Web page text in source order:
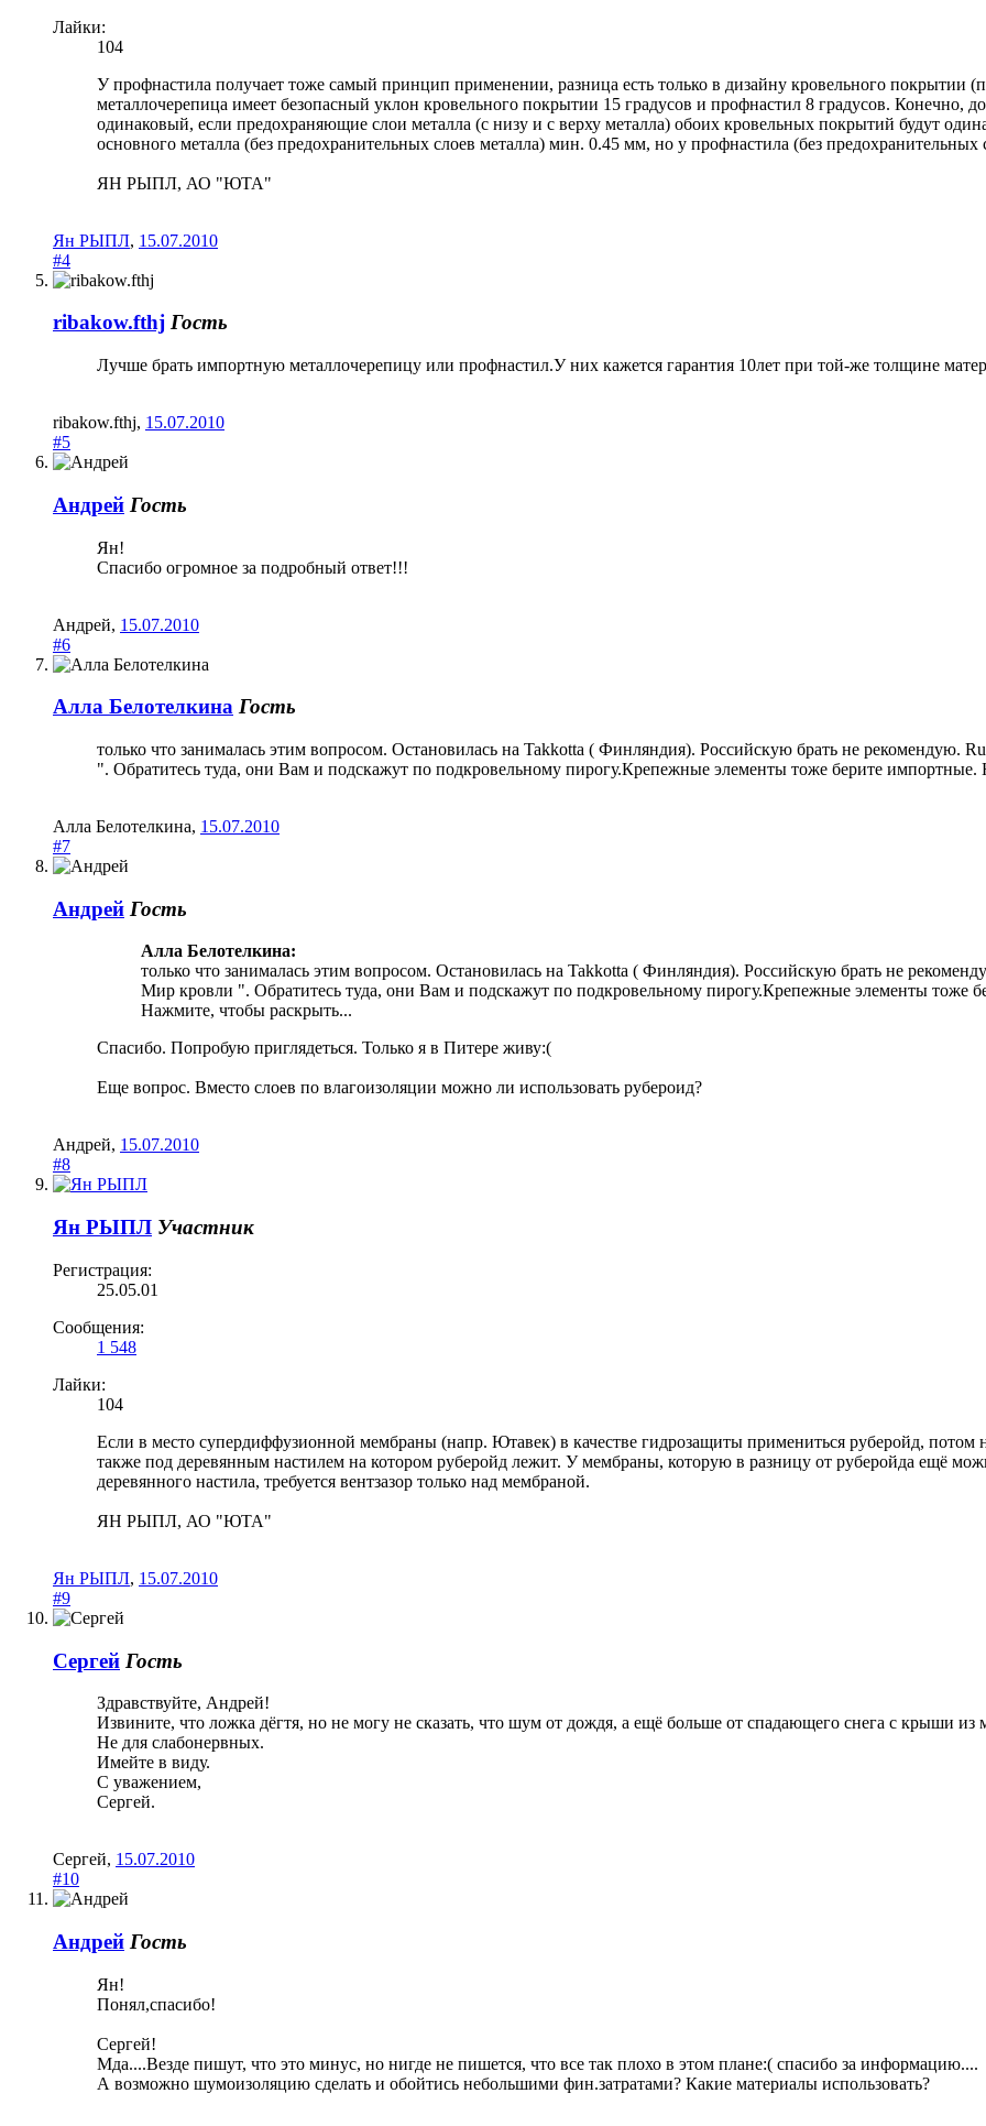
Лайки:
104
У профнастила получает тоже самый принцип применении, разница есть только в дизайну кровельного покрытии
металлочерепица имеет безопасный уклон кровельного покрытии 15 градусов и профнастил 8 градусов. Конечно,
одинаковый, если предохраняющие слои металла (с низу и с верху металла) обоих кровельных покрытий будут
основного металла (без предохранительных слоев металла) мин. 0.45 мм, но у профнастила (без
ЯН РЫПЛ, АО "ЮТА"
Ян РЫПЛ, 15.07.2010
#4
ribakow.fthj Гость
Лучше брать импортную металлочерепицу или профнастил.У них кажется гарантия 10лет при той-же толщине
ribakow.fthj, 15.07.2010
#5
Андрей Гость
Ян!
Спасибо огромное за подробный ответ!!!
Андрей, 15.07.2010
#6
Aлла Белотелкина Гость
только что занималась этим вопросом. Остановилась на Takkotta ( Финляндия). Российскую брать не
". Обратитесь туда, они Вам и подскажут по подкровельному пирогу.Крепежные элементы тоже берите
Aлла Белотелкина, 15.07.2010
#7
Андрей Гость
Aлла Белотелкина:
только что занималась этим вопросом. Остановилась на Takkotta ( Финляндия). Российскую брать не
Мир кровли ". Обратитесь туда, они Вам и подскажут по подкровельному пирогу.Крепежные элементы тоже
Нажмите, чтобы раскрыть...
Спасибо. Попробую приглядеться. Только я в Питере живу:(
Еще вопрос. Вместо слоев по влагоизоляции можно ли использовать рубероид?
Андрей, 15.07.2010
#8
Ян РЫПЛ Участник
Регистрация:
25.05.01
Сообщения:
1 548
Лайки:
104
Если в место супердиффузионной мембраны (напр. Ютавек) в качестве гидрозащиты примениться руберойд, потом
также под деревянным настилем на котором руберойд лежит. У мембраны, которую в разницу от руберойда ещё
деревянного настила, требуется вентзазор только над мембраной.
ЯН РЫПЛ, АО "ЮТА"
Ян РЫПЛ, 15.07.2010
#9
Сергей Гость
Здравствуйте, Андрей!
Извините, что ложка дёгтя, но не могу не сказать, что шум от дождя, а ещё больше от спадающего снега с крыши
Не для слабонервных.
Имейте в виду.
С уважением,
Сергей.
Сергей, 15.07.2010
#10
Андрей Гость
Ян!
Понял,спасибо!
Сергей!
Мда....Везде пишут, что это минус, но нигде не пишется, что все так плохо в этом плане:( спасибо за информацию....
А возможно шумоизоляцию сделать и обойтись небольшими фин.затратами? Какие материалы использовать?